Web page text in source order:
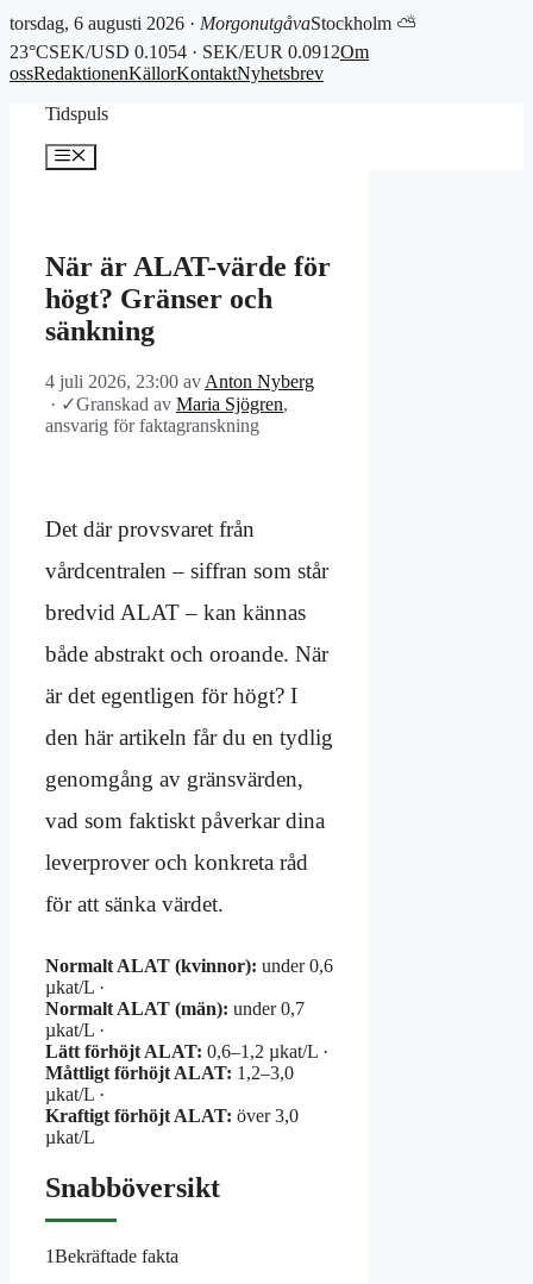
torsdag, 6 augusti 2026 · MorgonutgåvaStockholm ⛅
23°CSEK/USD 0.1054 · SEK/EUR 0.0912Om
ossRedaktionenKällorKontaktNyhetsbrev
Tidspuls
Meny
När är ALAT-värde för
högt? Gränser och
sänkning
4 juli 2026, 23:00 av Anton Nyberg
· ✓Granskad av Maria Sjögren,
ansvarig för faktagranskning
Det där provsvaret från
vårdcentralen – siffran som står
bredvid ALAT – kan kännas
både abstrakt och oroande. När
är det egentligen för högt? I
den här artikeln får du en tydlig
genomgång av gränsvärden,
vad som faktiskt påverkar dina
leverprover och konkreta råd
för att sänka värdet.
Normalt ALAT (kvinnor): under 0,6
µkat/L ·
Normalt ALAT (män): under 0,7
µkat/L ·
Lätt förhöjt ALAT: 0,6–1,2 µkat/L ·
Måttligt förhöjt ALAT: 1,2–3,0
µkat/L ·
Kraftigt förhöjt ALAT: över 3,0
µkat/L
Snabböversikt
1Bekräftade fakta